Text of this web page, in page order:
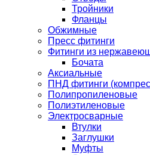
Тройники
Фланцы
Обжимные
Пресс фитинги
Фитинги из
Бочата
Аксиальные
ПНД фитинги
Полипропиленовые
Полиэтиленовые
Электросварные
Втулки
Заглушки
Муфты